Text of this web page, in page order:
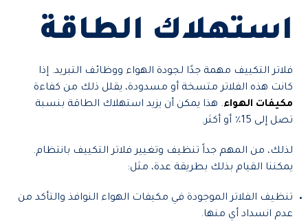
استهلاك الطاقة
فلاتر التكييف مهمة جدًا لجودة الهواء ووظائف التبريد. إذا
كانت هذه الفلاتر متسخة أو مسدودة، يقلل ذلك من كفاءة
مكيفات الهواء. هذا يمكن أن يزيد استهلاك الطاقة بنسبة
تصل إلى 15٪ أو أكثر.
لذلك، من المهم جداً تنظيف وتغيير فلاتر التكييف بانتظام.
يمكننا القيام بذلك بطريقة عدة، مثل:
تنظيف الفلاتر الموجودة في مكيفات الهواء النوافذ والتأكد من
عدم انسداد أي منها.